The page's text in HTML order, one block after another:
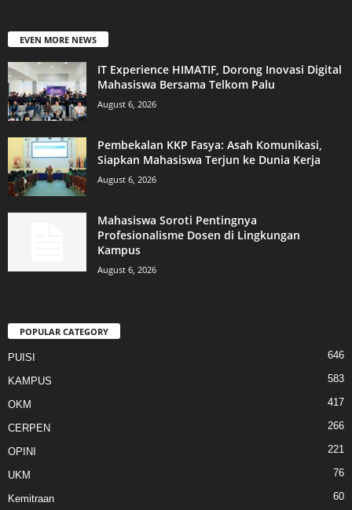
EVEN MORE NEWS
IT Experience HIMATIF, Dorong Inovasi Digital
Mahasiswa Bersama Telkom Palu
August 6, 2026
Pembekalan KKP Fasya: Asah Komunikasi,
Siapkan Mahasiswa Terjun ke Dunia Kerja
August 6, 2026
Mahasiswa Soroti Pentingnya
Profesionalisme Dosen di Lingkungan
Kampus
August 6, 2026
POPULAR CATEGORY
PUISI 646
KAMPUS 583
OKM 417
CERPEN 266
OPINI 221
UKM 76
Kemitraan 60